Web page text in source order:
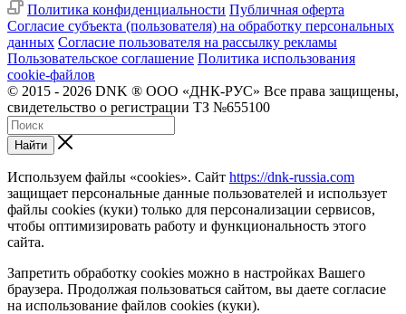
Политика конфиденциальности Публичная оферта
Согласие субъекта (пользователя) на обработку персональных
данных Согласие пользователя на рассылку рекламы
Пользовательское соглашение Политика использования
cookie-файлов
© 2015 - 2026 DNK ® ООО «ДНК-РУС» Все права защищены,
свидетельство о регистрации ТЗ №655100
Найти
Используем файлы «cookies». Сайт https://dnk-russia.com
защищает персональные данные пользователей и использует
файлы cookies (куки) только для персонализации сервисов,
чтобы оптимизировать работу и функциональность этого
сайта.
Запретить обработку cookies можно в настройках Вашего
браузера. Продолжая пользоваться сайтом, вы даете согласие
на использование файлов cookies (куки).